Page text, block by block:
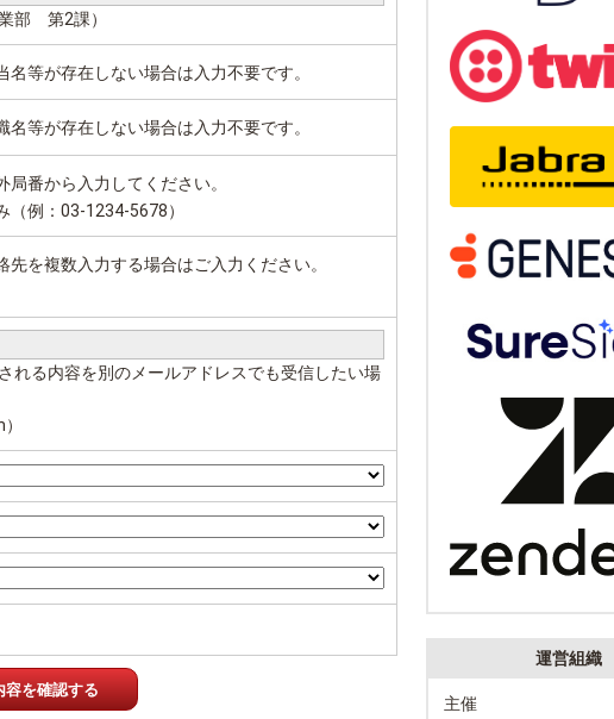
部 第2課）
名等が存在しない場合は入力不要です。
名等が存在しない場合は入力不要です。
局番から入力してください。
（例：03-1234-5678）
先を複数入力する場合はご入力ください。
れる内容を別のメールアドレスでも受信したい場
容を確認する
運営組織
主催